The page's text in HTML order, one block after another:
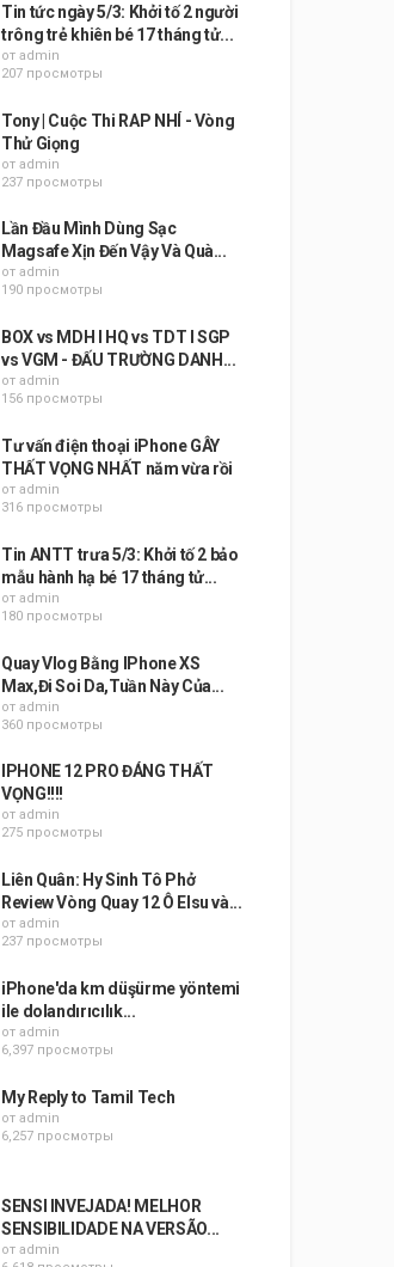
Tin tức ngày 5/3: Khởi tố 2 người
trông trẻ khiên bé 17 tháng tử...
от admin
207 просмотры
Tony | Cuộc Thi RAP NHÍ - Vòng
Thử Giọng
от admin
237 просмотры
Lần Đầu Mình Dùng Sạc
Magsafe Xịn Đến Vậy Và Quà...
от admin
190 просмотры
BOX vs MDH I HQ vs TDT I SGP
vs VGM - ĐẤU TRƯỜNG DANH...
от admin
156 просмотры
Tư vấn điện thoại iPhone GÂY
THẤT VỌNG NHẤT năm vừa rồi
от admin
316 просмотры
Tin ANTT trưa 5/3: Khởi tố 2 bảo
mẫu hành hạ bé 17 tháng tử...
от admin
180 просмотры
Quay Vlog Bằng IPhone XS
Max,Đi Soi Da,Tuần Này Của...
от admin
360 просмотры
IPHONE 12 PRO ĐÁNG THẤT
VỌNG!!!!
от admin
275 просмотры
Liên Quân: Hy Sinh Tô Phở
Review Vòng Quay 12 Ô Elsu và...
от admin
237 просмотры
iPhone'da km düşürme yöntemi
ile dolandırıcılık...
от admin
6,397 просмотры
My Reply to Tamil Tech
от admin
6,257 просмотры
SENSI INVEJADA! MELHOR
SENSIBILIDADE NA VERSÃO...
от admin